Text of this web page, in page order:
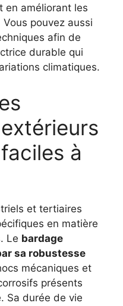
en améliorant les
pouvez aussi
afin de
durable qui
climatiques.
à
et tertiaires
en matière
Le bardage
sa robustesse
mécaniques et
présents
Sa durée de vie